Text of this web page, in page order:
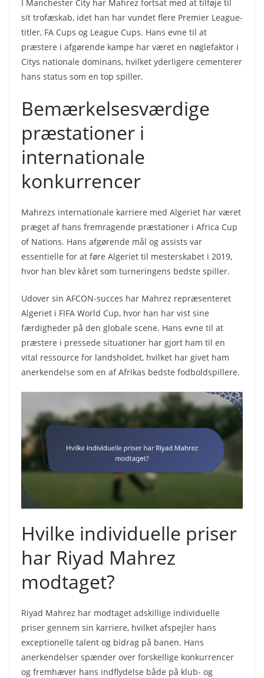
I Manchester City har Mahrez fortsat med at tilføje til
sit trofæskab, idet han har vundet flere Premier League-
titler, FA Cups og League Cups. Hans evne til at
præstere i afgørende kampe har været en nøglefaktor i
Citys nationale dominans, hvilket yderligere cementerer
hans status som en top spiller.
Bemærkelsesværdige
præstationer i
internationale
konkurrencer
Mahrezs internationale karriere med Algeriet har været
præget af hans fremragende præstationer i Africa Cup
of Nations. Hans afgørende mål og assists var
essentielle for at føre Algeriet til mesterskabet i 2019,
hvor han blev kåret som turneringens bedste spiller.
Udover sin AFCON-succes har Mahrez repræsenteret
Algeriet i FIFA World Cup, hvor han har vist sine
færdigheder på den globale scene. Hans evne til at
præstere i pressede situationer har gjort ham til en
vital ressource for landsholdet, hvilket har givet ham
anerkendelse som en af Afrikas bedste fodboldspillere.
Hvilke individuelle priser
har Riyad Mahrez
modtaget?
Riyad Mahrez har modtaget adskillige individuelle
priser gennem sin karriere, hvilket afspejler hans
exceptionelle talent og bidrag på banen. Hans
anerkendelser spænder over forskellige konkurrencer
og fremhæver hans indflydelse både på klub- og